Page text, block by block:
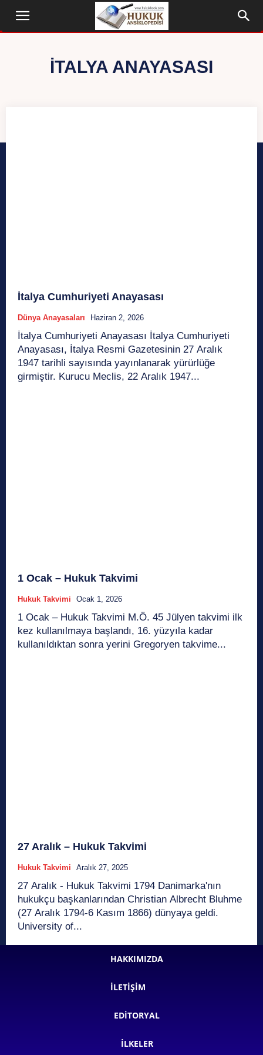
İTALYA ANAYASASI
İtalya Cumhuriyeti Anayasası
Dünya Anayasaları Haziran 2, 2026
İtalya Cumhuriyeti Anayasası İtalya Cumhuriyeti
Anayasası, İtalya Resmi Gazetesinin 27 Aralık
1947 tarihli sayısında yayınlanarak yürürlüğe
girmiştir. Kurucu Meclis, 22 Aralık 1947...
1 Ocak – Hukuk Takvimi
Hukuk Takvimi Ocak 1, 2026
1 Ocak – Hukuk Takvimi M.Ö. 45 Jülyen takvimi ilk
kez kullanılmaya başlandı, 16. yüzyıla kadar
kullanıldıktan sonra yerini Gregoryen takvime...
27 Aralık – Hukuk Takvimi
Hukuk Takvimi Aralık 27, 2025
27 Aralık - Hukuk Takvimi 1794 Danimarka'nın
hukukçu başkanlarından Christian Albrecht Bluhme
(27 Aralık 1794-6 Kasım 1866) dünyaya geldi.
University of...
HAKKIMIZDA
İLETIŞIM
EDITORYAL
İLKELER